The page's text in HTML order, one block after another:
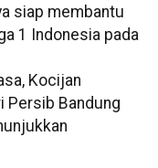
siap membantu
1 Indonesia pada
Kocijan
Persib Bandung